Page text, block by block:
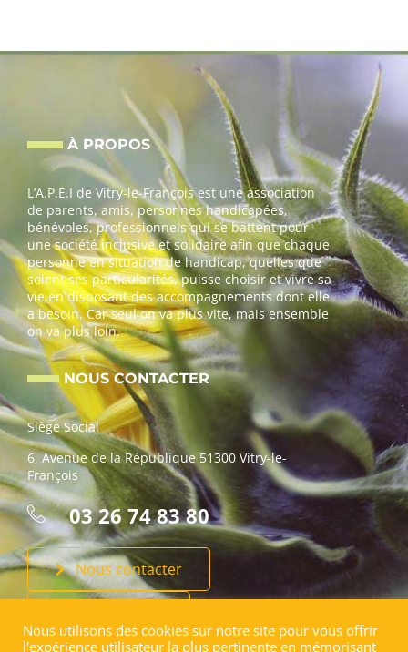
À PROPOS
L’A.P.E.I de Vitry-le-François est une association
de parents, amis, personnes handicapées,
bénévoles, professionnels qui se battent pour
une société inclusive et solidaire afin que chaque
personne en situation de handicap, quelles que
soient ses particularités, puisse choisir et vivre sa
vie en disposant des accompagnements dont elle
a besoin. Car seul on va plus vite, mais ensemble
on va plus loin.
NOUS CONTACTER
Siège Social
6, Avenue de la République 51300 Vitry-le-
François
03 26 74 83 80
Nous contacter
Nous utilisons des cookies sur notre site pour vous offrir
l'expérience utilisateur la plus pertinente en mémorisant